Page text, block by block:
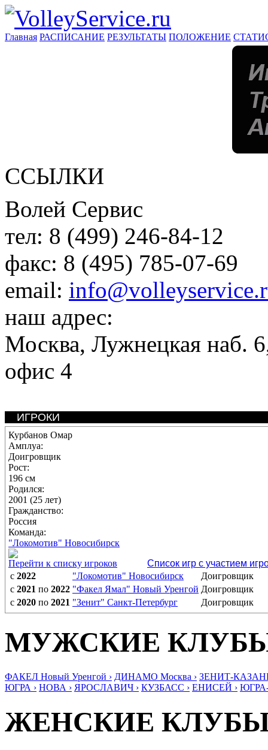
Главная РАСПИСАНИЕ РЕЗУЛЬТАТЫ ПОЛОЖЕНИЕ
ССЫЛКИ
Волей Сервис
тел: 8 (499) 246-84-12
факс: 8 (495) 785-07-69
email:
наш адрес:
Москва, Лужнецкая наб.
офис 4
ИГРОКИ
Курбанов Омар
Амплуа:
Доигровщик
Рост:
196 см
Родился:
2001 (25 лет)
Гражданство:
Россия
Команда:
"Локомотив" Новосибирск
Перейти к списку игроков
Список игр с участием
с 2022 "Локомотив" Новосибирск
Доигровщик
с 2021 по 2022 "Факел Ямал" Новый Уренгой Доигровщик
с 2020 по 2021 "Зенит" Санкт-Петербург Доигровщик
МУЖСКИЕ
ФАКЕЛ Новый Уренгой › ДИНАМО Москва › ЗЕНИТ-
ЮГРА › НОВА › ЯРОСЛАВИЧ › КУЗБАСС › ЕНИСЕЙ ›
ЖЕНСКИЕ